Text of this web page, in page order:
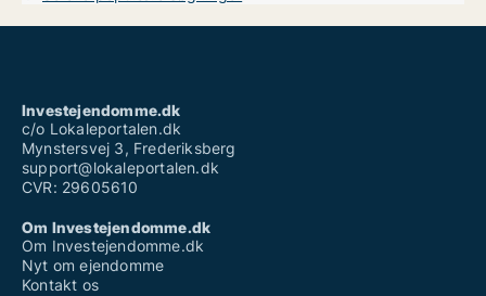
Investejendomme.dk
c/o Lokaleportalen.dk
Mynstersvej 3, Frederiksberg
support@lokaleportalen.dk
CVR: 29605610
Om Investejendomme.dk
Om Investejendomme.dk
Nyt om ejendomme
Kontakt os